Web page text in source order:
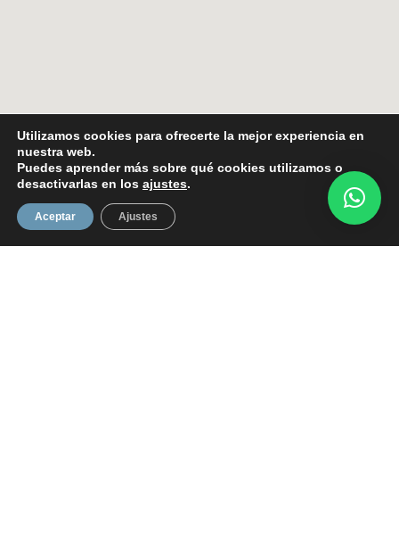
Utilizamos cookies para ofrecerte la mejor experiencia en
nuestra web.
Puedes aprender más sobre qué cookies utilizamos o
desactivarlas en los ajustes.
Aceptar Ajustes